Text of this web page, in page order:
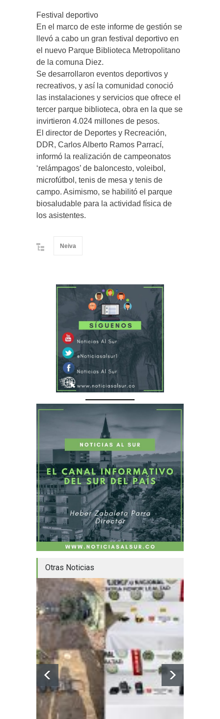
Festival deportivo
En el marco de este informe de gestión se
llevó a cabo un gran festival deportivo en
el nuevo Parque Biblioteca Metropolitano
de la comuna Diez.
Se desarrollaron eventos deportivos y
recreativos, y así la comunidad conoció
las instalaciones y servicios que ofrece el
tercer parque biblioteca, obra en la que se
invirtieron 4.024 millones de pesos.
El director de Deportes y Recreación,
DDR, Carlos Alberto Ramos Parrací,
informó la realización de campeonatos
‘relámpagos’ de baloncesto, voleibol,
microfútbol, tenis de mesa y tenis de
campo. Asimismo, se habilitó el parque
biosaludable para la actividad física de
los asistentes.
Neiva
Otras Noticias